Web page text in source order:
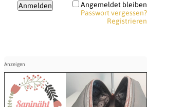
Angemeldet bleiben
Passwort vergessen?
Registrieren